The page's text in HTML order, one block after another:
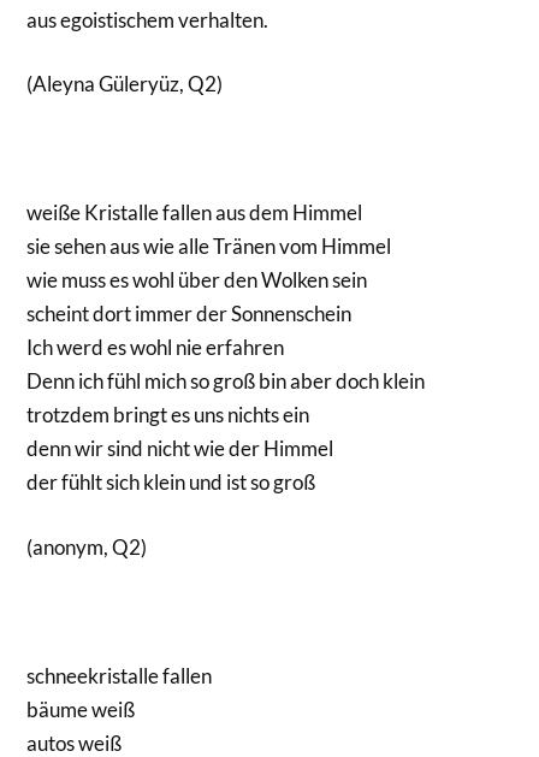
aus egoistischem verhalten.
(Aleyna Güleryüz, Q2)
weiße Kristalle fallen aus dem Himmel
sie sehen aus wie alle Tränen vom Himmel
wie muss es wohl über den Wolken sein
scheint dort immer der Sonnenschein
Ich werd es wohl nie erfahren
Denn ich fühl mich so groß bin aber doch klein
trotzdem bringt es uns nichts ein
denn wir sind nicht wie der Himmel
der fühlt sich klein und ist so groß
(anonym, Q2)
schneekristalle fallen
bäume weiß
autos weiß